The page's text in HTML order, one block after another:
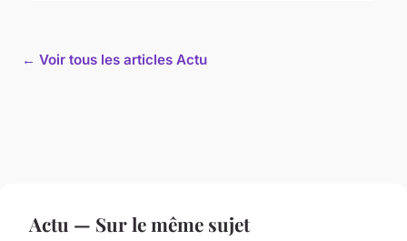
← Voir tous les articles Actu
Actu — Sur le même sujet